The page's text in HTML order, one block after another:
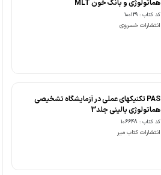
هماتولوژی و بانک خون MLT
کد کتاب : 100129
انتشارات خسروی
PAS تکنیکهای عملی در آزمایشگاه تشخیصی
هماتولوژی بالینی جلد3
کد کتاب : 106648
انتشارات کتاب میر